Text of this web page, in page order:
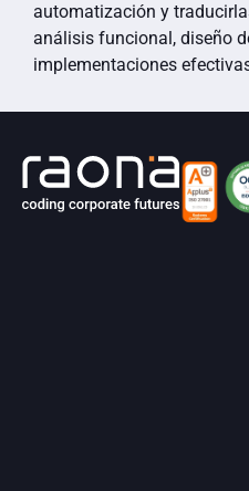
automatización y
análisis funcional, diseño
implementaciones